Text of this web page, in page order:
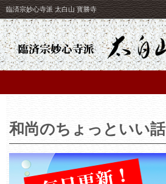
臨済宗妙心寺派 太白山 寳勝寺
和尚のちょっといい話